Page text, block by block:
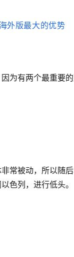
为有两个最重要
常被动，所以随
色列，进行低头。